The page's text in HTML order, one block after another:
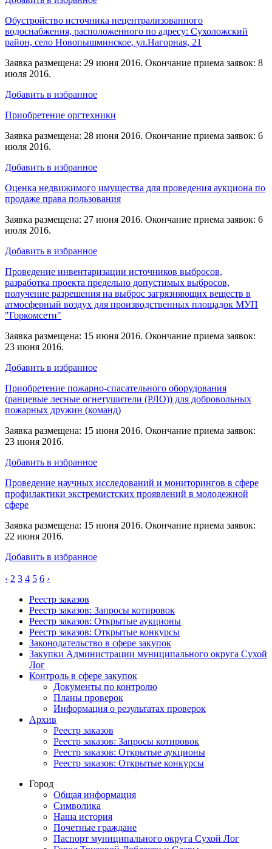
Обустройство источника нецентрализованного
водоснабжения, расположенного по адресу: Сухоложский
район, село Новопышминское, ул.Нагорная, 21
Заявка размещена: 29 июня 2016. Окончание приема заявок: 8
июля 2016.
Добавить в избранное
Приобретение оргтехники
Заявка размещена: 28 июня 2016. Окончание приема заявок: 6
июля 2016.
Добавить в избранное
Оценка недвижимого имущества для проведения аукциона по
продаже права пользования
Заявка размещена: 27 июня 2016. Окончание приема заявок: 6
июля 2016.
Добавить в избранное
Проведение инвентаризации источников выбросов,
разработка проекта предельно допустимых выбросов,
получение разрешения на выброс загрязняющих веществ в
атмосферный воздух для производственных площадок МУП
"Горкомсети"
Заявка размещена: 15 июня 2016. Окончание приема заявок:
23 июня 2016.
Добавить в избранное
Приобретение пожарно-спасательного оборудования
(ранцевые лесные огнетушители (РЛО)) для добровольных
пожарных дружин (команд)
Заявка размещена: 15 июня 2016. Окончание приема заявок:
23 июня 2016.
Добавить в избранное
Проведение научных исследований и мониторингов в сфере
профилактики экстремистских проявлений в молодежной
сфере
Заявка размещена: 15 июня 2016. Окончание приема заявок:
22 июня 2016.
Добавить в избранное
‹ 2 3 4 5 6 ›
Реестр заказов
Реестр заказов: Запросы котировок
Реестр заказов: Открытые аукционы
Реестр заказов: Открытые конкурсы
Законодательство в сфере закупок
Закупки Администрации муниципального округа Сухой
Лог
Контроль в сфере закупок
Документы по контролю
Планы проверок
Информация о результатах проверок
Архив
Реестр заказов
Реестр заказов: Запросы котировок
Реестр заказов: Открытые аукционы
Реестр заказов: Открытые конкурсы
Город
Общая информация
Символика
Наша история
Почетные граждане
Паспорт муниципального округа Сухой Лог